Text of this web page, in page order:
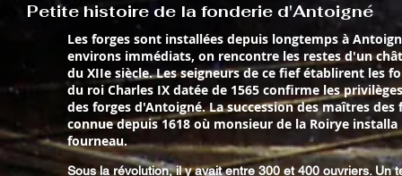
Petite histoire de la fonderie d'Antoigné
Les forges sont installées depuis longtemps à
environs immédiats, on rencontre les restes d'un
du XIIe siècle. Les seigneurs de ce fief établirent les
du roi Charles IX datée de 1565 confirme les
des forges d'Antoigné. La succession des maîtres des
connue depuis 1618 où monsieur de la Roirye installa
fourneau.
Sous la révolution, il y avait entre 300 et 400 ouvriers. Un